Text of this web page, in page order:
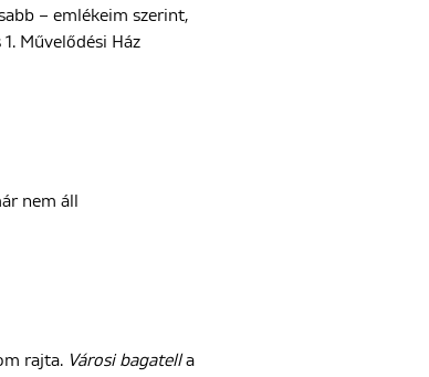
– emlékeim szerint,
Művelődési Ház
nem áll
rajta. Városi bagatella